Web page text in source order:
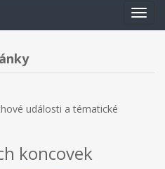
události a tématické
koncovek